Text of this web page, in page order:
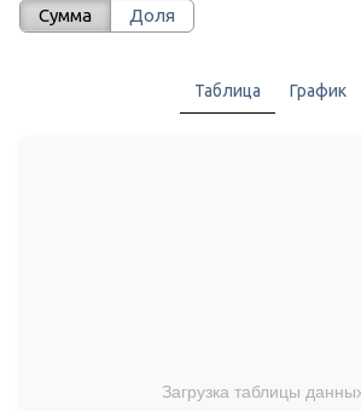
Сумма Доля
Таблица График
Загрузка таблицы